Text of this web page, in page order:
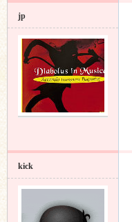
jp
kick